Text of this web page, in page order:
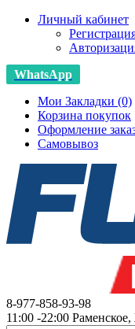
Личный кабинет
WhatsApp
Мои Закладки (0)
Корзина покупок
Оформление
Самовывоз
8-977-858-93-98
11:00 -22:00